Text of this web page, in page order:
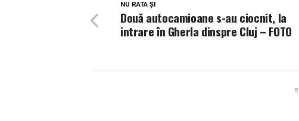
NU RATA ȘI
Două autocamioane s-au ciocnit, la
intrare în Gherla dinspre Cluj – FOTO